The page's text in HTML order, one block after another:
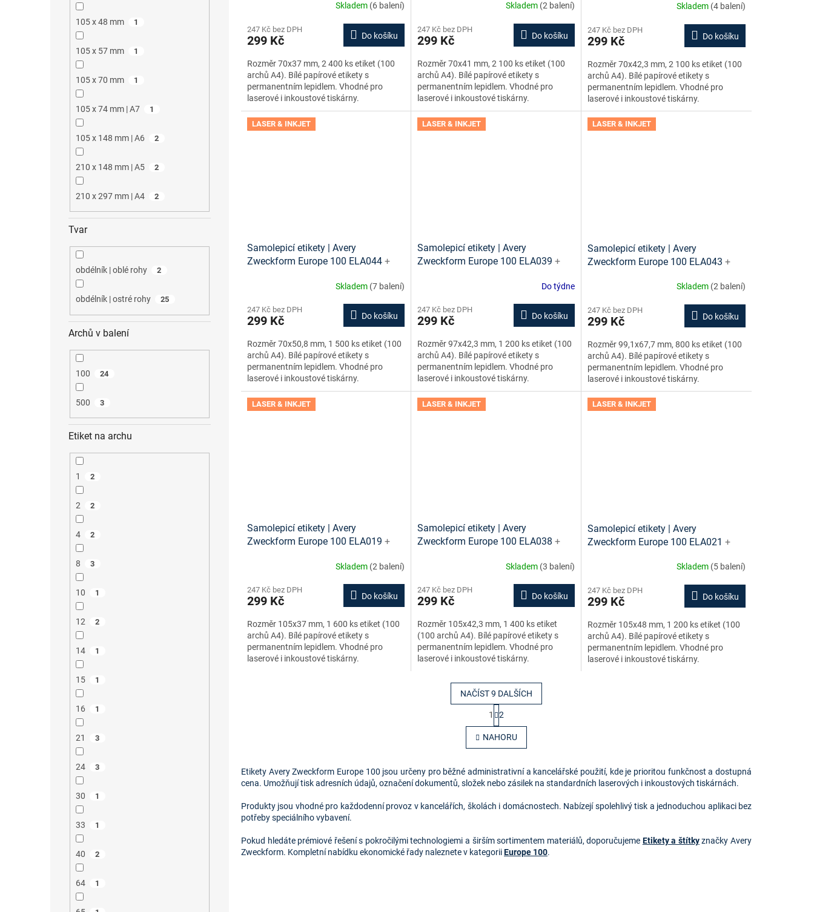
105 x 48 mm 1
105 x 57 mm 1
105 x 70 mm 1
105 x 74 mm | A7 1
105 x 148 mm | A6 2
210 x 148 mm | A5 2
210 x 297 mm | A4 2
Tvar
obdélník | oblé rohy 2
obdélník | ostré rohy 25
Archů v balení
100 24
500 3
Etiket na archu
1 2
2 2
4 2
8 3
10 1
12 2
14 1
15 1
16 1
21 3
24 3
30 1
33 1
40 2
64 1
Skladem (6 balení)
247 Kč bez DPH
299 Kč Do košíku
Rozměr 70x37 mm, 2 400 ks etiket (100
archů A4). Bílé papírové etikety s
permanentním lepidlem. Vhodné pro
laserové i inkoustové tiskárny.
Skladem (2 balení)
247 Kč bez DPH
299 Kč Do košíku
Rozměr 70x41 mm, 2 100 ks etiket (100
archů A4). Bílé papírové etikety s
permanentním lepidlem. Vhodné pro
laserové i inkoustové tiskárny.
Skladem (4 balení)
247 Kč bez DPH
299 Kč Do košíku
Rozměr 70x42,3 mm, 2 100 ks etiket (100
archů A4). Bílé papírové etikety s
permanentním lepidlem. Vhodné pro
laserové i inkoustové tiskárny.
LASER & INKJET
Samolepicí etikety | Avery
Zweckform Europe 100 ELA044 +
Skladem (7 balení)
247 Kč bez DPH
299 Kč Do košíku
Rozměr 70x50,8 mm, 1 500 ks etiket (100
archů A4). Bílé papírové etikety s
permanentním lepidlem. Vhodné pro
laserové i inkoustové tiskárny.
LASER & INKJET
Samolepicí etikety | Avery
Zweckform Europe 100 ELA039 +
Do týdne
247 Kč bez DPH
299 Kč Do košíku
Rozměr 97x42,3 mm, 1 200 ks etiket (100
archů A4). Bílé papírové etikety s
permanentním lepidlem. Vhodné pro
laserové i inkoustové tiskárny.
LASER & INKJET
Samolepicí etikety | Avery
Zweckform Europe 100 ELA043 +
Skladem (2 balení)
247 Kč bez DPH
299 Kč Do košíku
Rozměr 99,1x67,7 mm, 800 ks etiket (100
archů A4). Bílé papírové etikety s
permanentním lepidlem. Vhodné pro
laserové i inkoustové tiskárny.
LASER & INKJET
Samolepicí etikety | Avery
Zweckform Europe 100 ELA019 +
Skladem (2 balení)
247 Kč bez DPH
299 Kč Do košíku
Rozměr 105x37 mm, 1 600 ks etiket (100
archů A4). Bílé papírové etikety s
permanentním lepidlem. Vhodné pro
laserové i inkoustové tiskárny.
LASER & INKJET
Samolepicí etikety | Avery
Zweckform Europe 100 ELA038 +
Skladem (3 balení)
247 Kč bez DPH
299 Kč Do košíku
Rozměr 105x42,3 mm, 1 400 ks etiket
(100 archů A4). Bílé papírové etikety s
permanentním lepidlem. Vhodné pro
laserové i inkoustové tiskárny.
LASER & INKJET
Samolepicí etikety | Avery
Zweckform Europe 100 ELA021 +
Skladem (5 balení)
247 Kč bez DPH
299 Kč Do košíku
Rozměr 105x48 mm, 1 200 ks etiket (100
archů A4). Bílé papírové etikety s
permanentním lepidlem. Vhodné pro
laserové i inkoustové tiskárny.
O
v
l
d
a
c
p
k
y
NAČÍST 9 DALŠÍCH
S
t
r
á
n
o
v
n
í
1 2
NAHORU
Etikety Avery Zweckform Europe 100 jsou určeny pro běžné administrativní a kancelářské použití, kde je prioritou funkčnost a dostupná
cena. Umožňují tisk adresních údajů, označení dokumentů, složek nebo zásilek na standardních laserových i inkoustových tiskárnách.
Produkty jsou vhodné pro každodenní provoz v kancelářích, školách i domácnostech. Nabízejí spolehlivý tisk a jednoduchou aplikaci bez
potřeby speciálního vybavení.
Pokud hledáte prémiové řešení s pokročilými technologiemi a širším sortimentem materiálů, doporučujeme Etikety a štítkyznačky Avery
Zweckform. Kompletní nabídku ekonomické řady naleznete v kategoriiEurope 100.